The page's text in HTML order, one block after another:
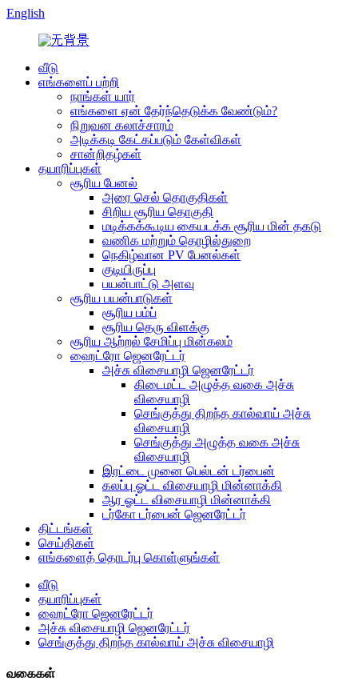
English
வீடு
எங்களைப் பற்றி
நாங்கள் யார்
எங்களை ஏன் தேர்ந்தெடுக்க வேண்டும்?
நிறுவன கலாச்சாரம்
அடிக்கடி கேட்கப்படும் கேள்விகள்
சான்றிதழ்கள்
தயாரிப்புகள்
சூரிய பேனல்
அரை செல் தொகுதிகள்
சிறிய சூரிய தொகுதி
மடிக்கக்கூடிய கையடக்க சூரிய மின் தகடு
வணிக மற்றும் தொழில்துறை
நெகிழ்வான PV பேனல்கள்
குடியிருப்பு
பயன்பாட்டு அளவு
சூரிய பயன்பாடுகள்
சூரிய பம்ப்
சூரிய தெரு விளக்கு
சூரிய ஆற்றல் சேமிப்பு மின்கலம்
ஹைட்ரோ ஜெனரேட்டர்
அச்சு விசையாழி ஜெனரேட்டர்
கிடைமட்ட அழுத்த வகை அச்சு
விசையாழி
செங்குத்து திறந்த கால்வாய் அச்சு
விசையாழி
செங்குத்து அழுத்த வகை அச்சு
விசையாழி
இரட்டை முனை பெல்டன் டர்பைன்
கலப்பு ஓட்ட விசையாழி மின்னாக்கி
ஆர ஓட்ட விசையாழி மின்னாக்கி
டர்கோ டர்பைன் ஜெனரேட்டர்
திட்டங்கள்
செய்திகள்
எங்களைத் தொடர்பு கொள்ளுங்கள்
வீடு
தயாரிப்புகள்
ஹைட்ரோ ஜெனரேட்டர்
அச்சு விசையாழி ஜெனரேட்டர்
செங்குத்து திறந்த கால்வாய் அச்சு விசையாழி
வகைகள்